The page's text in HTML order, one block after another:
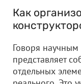
Как
Говоря
представляет
отдельных